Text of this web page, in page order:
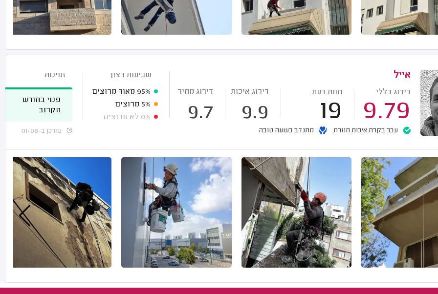
אייל
דירוג כללי
9.79
חוות דעת
19
דירוג איכות
9.9
דירוג מחיר
9.7
עבר בקרת איכות חוזרת מתנדב בשעה טובה
שביעות רצון
95% מאוד מרוצים
5% מרוצים
0% לא מרוצים
זמינות
פנוי בחודש
הקרוב
עודכן ב-01/08